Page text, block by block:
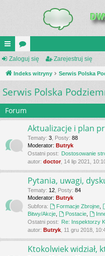
UI
C
K
_L
IN
S
or
a
Zaloguj się Zarejestruj się
Indeks witryny Serwis Polska
Serwis Polska
Forum
Aktualizacje i plan
Tematy: 3 Posty: 88
Moderator: Butryk
Ostatni post: Dostosowanie
autor: doctor, 14 lip 2021,
Pytania, uwagi,
Tematy: 12 Posty: 84
Moderator: Butryk
Subfora:
Formacje Zbrojne,
Bitwy/Akcje
Postacie,
Ostatni post: Re: Inspektorzy
autor: Butryk , 11 gru 2018,
Ktokolwiek widział,